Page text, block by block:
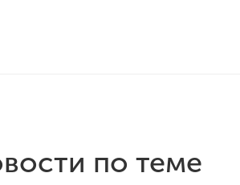
по теме